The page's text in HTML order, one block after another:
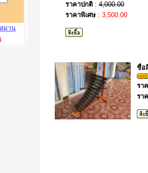
ผ่าน
ราคาปกติ : 4,000.00
ราคาพิเศษ : 3,500.00
ชื่อ
รา
รา